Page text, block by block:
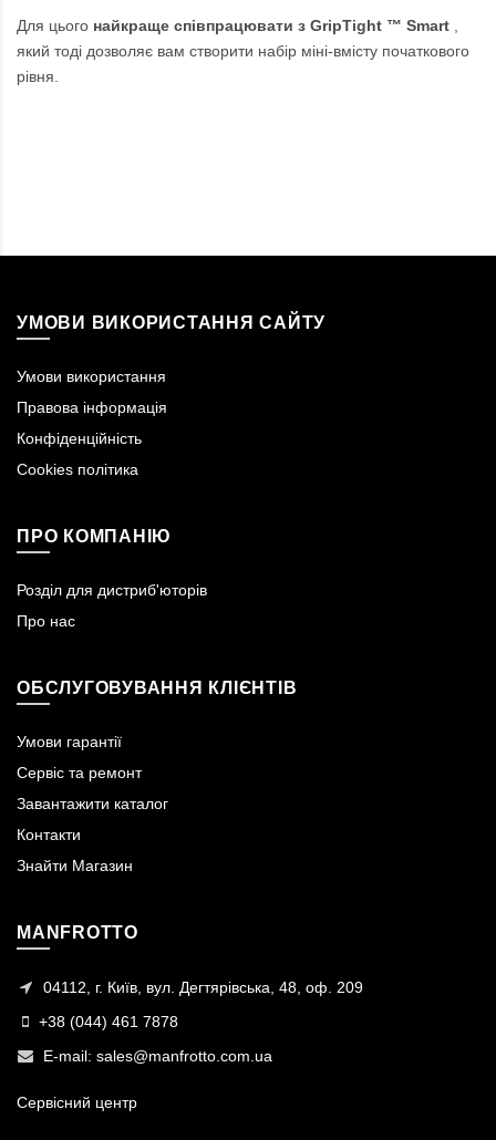
Для цього найкраще співпрацювати з GripTight ™ Smart
який тоді дозволяє вам створити набір міні-вмісту початкового
рівня.
УМОВИ ВИКОРИСТАННЯ САЙТУ
Умови використання
Правова інформація
Конфіденційність
Cookies політика
ПРО КОМПАНІЮ
Розділ для дистриб'юторів
Про нас
ОБСЛУГОВУВАННЯ КЛІЄНТІВ
Умови гарантії
Сервіс та ремонт
Завантажити каталог
Контакти
Знайти Магазин
MANFROTTO
04112, г. Київ, вул. Дегтярівська, 48, оф. 209
+38 (044) 461 7878
E-mail: sales@manfrotto.com.ua
Сервісний центр